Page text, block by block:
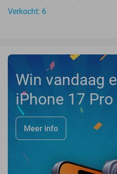
Verkocht: 6
Win vandaag
iPhone 17 Pro
Meer info